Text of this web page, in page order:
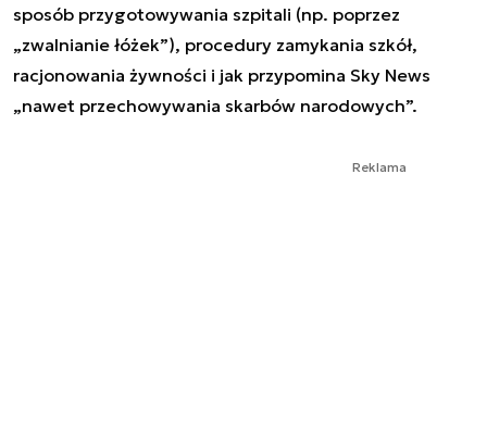
sposób przygotowywania szpitali (np. poprzez
„zwalnianie łóżek”), procedury zamykania szkół,
racjonowania żywności i jak przypomina Sky News
„nawet przechowywania skarbów narodowych”.
Reklama